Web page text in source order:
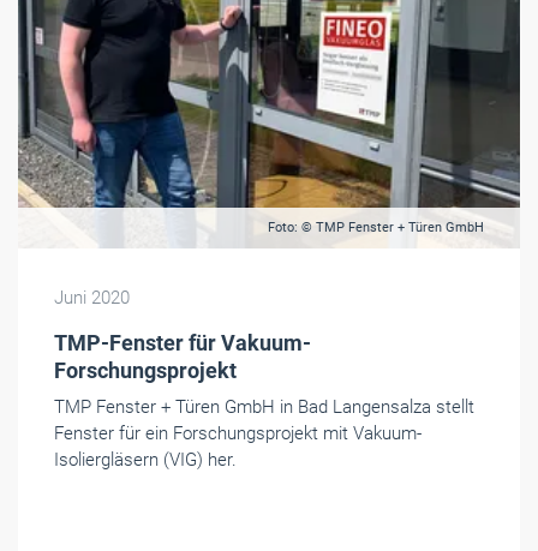
Foto: © TMP Fenster + Türen GmbH
Juni 2020
TMP-Fenster für Vakuum-
Forschungsprojekt
TMP Fenster + Türen GmbH in Bad Langensalza stellt
Fenster für ein Forschungsprojekt mit Vakuum-
Isoliergläsern (VIG) her.